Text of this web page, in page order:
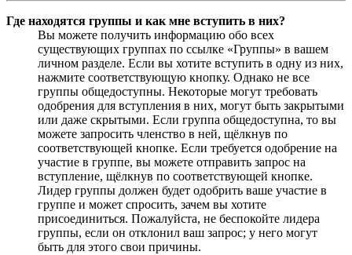
Где находятся группы и как мне вступить в них?
Вы можете получить информацию обо всех
существующих группах по ссылке «Группы» в вашем
личном разделе. Если вы хотите вступить в одну из них,
нажмите соответствующую кнопку. Однако не все
группы общедоступны. Некоторые могут требовать
одобрения для вступления в них, могут быть закрытыми
или даже скрытыми. Если группа общедоступна, то вы
можете запросить членство в ней, щёлкнув по
соответствующей кнопке. Если требуется одобрение на
участие в группе, вы можете отправить запрос на
вступление, щёлкнув по соответствующей кнопке.
Лидер группы должен будет одобрить ваше участие в
группе и может спросить, зачем вы хотите
присоединиться. Пожалуйста, не беспокойте лидера
группы, если он отклонил ваш запрос; у него могут
быть для этого свои причины.